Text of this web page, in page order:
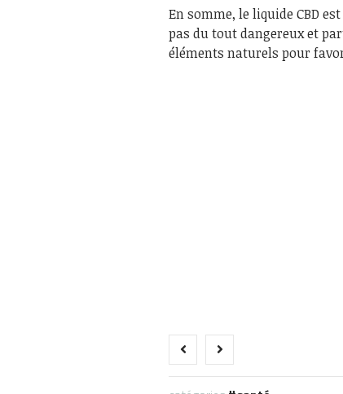
En somme, le liquide CBD
pas du tout dangereux et
éléments naturels pour